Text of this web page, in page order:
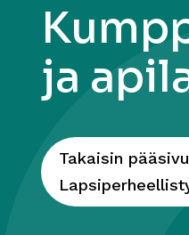
ja
Takaisin